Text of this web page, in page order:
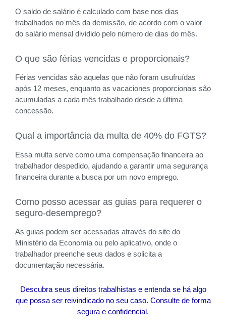
O saldo de salário é calculado com base nos dias
trabalhados no mês da demissão, de acordo com o valor
do salário mensal dividido pelo número de dias do mês.
O que são férias vencidas e proporcionais?
Férias vencidas são aquelas que não foram usufruídas
após 12 meses, enquanto as vacaciones proporcionais são
acumuladas a cada mês trabalhado desde a última
concessão.
Qual a importância da multa de 40% do FGTS?
Essa multa serve como uma compensação financeira ao
trabalhador despedido, ajudando a garantir uma segurança
financeira durante a busca por um novo emprego.
Como posso acessar as guias para requerer o
seguro-desemprego?
As guias podem ser acessadas através do site do
Ministério da Economia ou pelo aplicativo, onde o
trabalhador preenche seus dados e solicita a
documentação necessária.
Descubra seus direitos trabalhistas e entenda se há algo
que possa ser reivindicado no seu caso. Consulte de forma
segura e confidencial.